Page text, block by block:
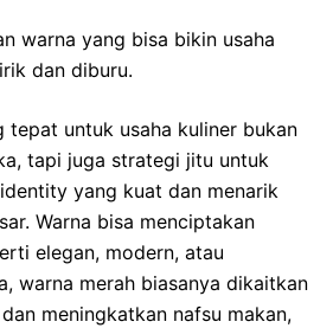
warna yang bisa bikin usaha
dan diburu.
tepat untuk usaha kuliner bukan
tapi juga strategi jitu untuk
yang kuat dan menarik
Warna bisa menciptakan
elegan, modern, atau
warna merah biasanya dikaitkan
meningkatkan nafsu makan,